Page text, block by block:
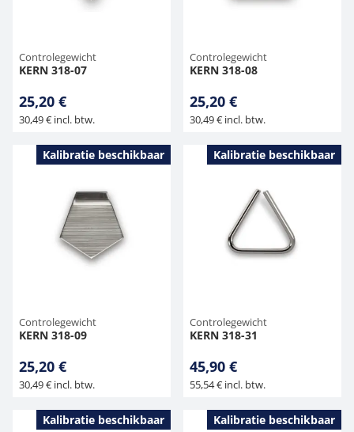
Controlegewicht
KERN 318-07
25,20 €
30,49 € incl. btw.
Controlegewicht
KERN 318-08
25,20 €
30,49 € incl. btw.
Kalibratie beschikbaar
Controlegewicht
KERN 318-09
25,20 €
30,49 € incl. btw.
Kalibratie beschikbaar
Controlegewicht
KERN 318-31
45,90 €
55,54 € incl. btw.
Kalibratie beschikbaar Kalibratie beschikbaar